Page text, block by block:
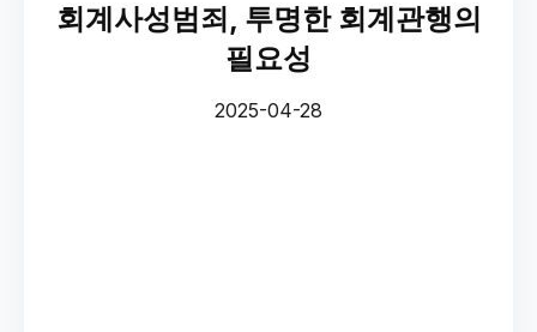
회계사성범죄, 투명한 회계관행의
필요성
2025-04-28